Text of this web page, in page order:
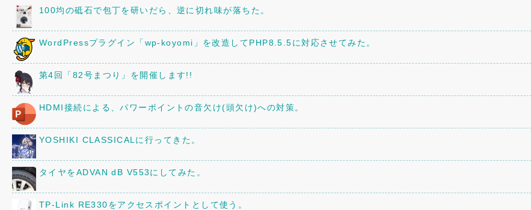
100均の砥石で包丁を研いだら、逆に切れ味が落ちた。
WordPressプラグイン「wp-koyomi」を改造してPHP8.5.5に対応させてみた。
第4回「82号まつり」を開催します!!
HDMI接続による、パワーポイントの音欠け(頭欠け)への対策。
YOSHIKI CLASSICALに行ってきた。
タイヤをADVAN dB V553にしてみた。
TP-Link RE330をアクセスポイントとして使う。